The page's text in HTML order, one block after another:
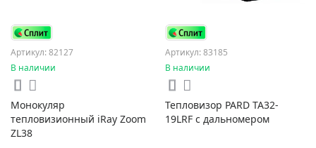
Артикул: 82127
В наличии
Монокуляр
тепловизионный iRay Zoom
ZL38
Артикул: 83185
В наличии
Тепловизор PARD TA32-
19LRF с дальномером